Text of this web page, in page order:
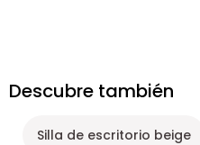
Descubre también
Silla de escritorio beige